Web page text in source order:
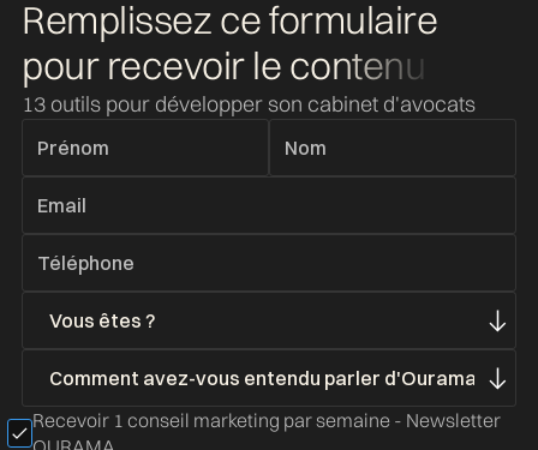
Remplissez ce formulaire
pour recevoir le contenu
13 outils pour développer son cabinet d'avocats
Recevoir 1 conseil marketing par semaine - Newsletter